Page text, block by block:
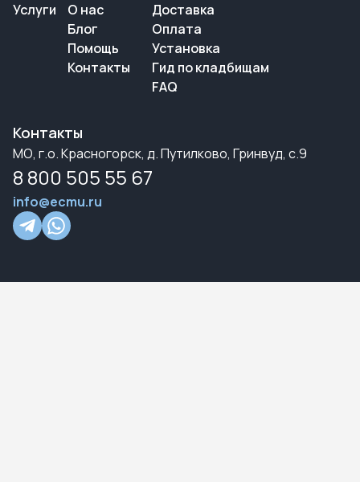
Услуги
О нас
Блог
Помощь
Контакты
Доставка
Оплата
Установка
Гид по кладбищам
FAQ
Контакты
МО, г.о. Красногорск, д. Путилково, Гринвуд, с.9
8 800 505 55 67
info@ecmu.ru